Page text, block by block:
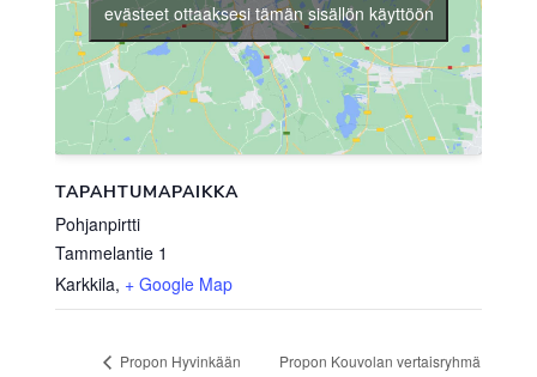
TAPAHTUMAPAIKKA
Pohjanpirtti
Tammelantie 1
Karkkila, + Google Map
evästeet ottaaksesi tämän sisällön käyttöön
Propon Hyvinkään
Propon Kouvolan vertaisryhmä